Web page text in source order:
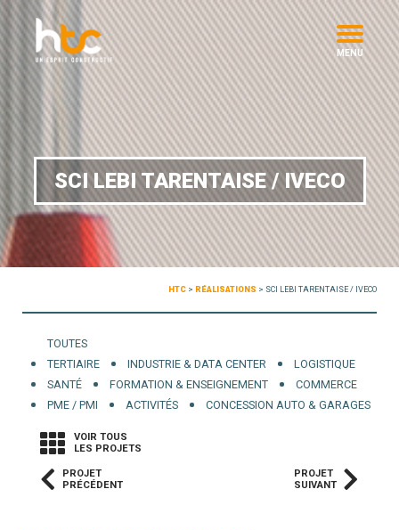
MENU
SCI LEBI TARENTAISE / IVECO
HTC > RÉALISATIONS > SCI LEBI TARENTAISE / IVECO
TOUTES
TERTIAIRE
INDUSTRIE & DATA CENTER
LOGISTIQUE
SANTÉ
FORMATION & ENSEIGNEMENT
COMMERCE
PME / PMI
ACTIVITÉS CONCESSION AUTO & GARAGES
VOIR TOUS
LES PROJETS
PROJET
PRÉCÉDENT
PROJET
SUIVANT